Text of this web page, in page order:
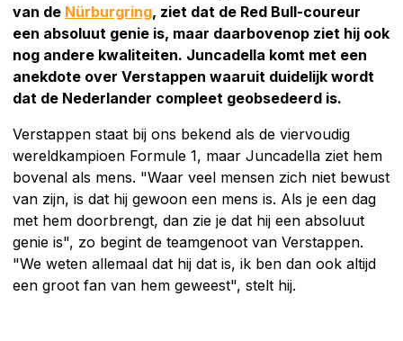
van de Nürburgring, ziet dat de Red Bull-coureur
een absoluut genie is, maar daarbovenop ziet hij ook
nog andere kwaliteiten. Juncadella komt met een
anekdote over Verstappen waaruit duidelijk wordt
dat de Nederlander compleet geobsedeerd is.
Verstappen staat bij ons bekend als de viervoudig
wereldkampioen Formule 1, maar Juncadella ziet hem
bovenal als mens. "Waar veel mensen zich niet bewust
van zijn, is dat hij gewoon een mens is. Als je een dag
met hem doorbrengt, dan zie je dat hij een absoluut
genie is", zo begint de teamgenoot van Verstappen.
"We weten allemaal dat hij dat is, ik ben dan ook altijd
een groot fan van hem geweest", stelt hij.